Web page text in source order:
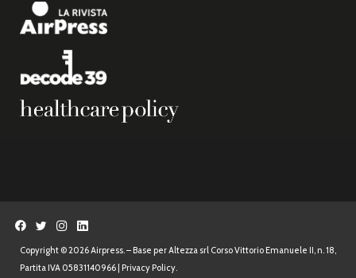
Copyright © 2026 Airpress. – Base per Altezza srl Corso Vittorio Emanuele II, n. 18,
Partita IVA 05831140966 | Privacy Policy.